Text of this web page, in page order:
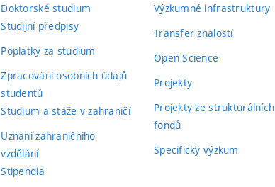
Doktorské studium
Studijní předpisy
Poplatky za studium
Zpracování osobních údajů
studentů
Studium a stáže v zahraničí
Uznání zahraničního
vzdělání
Stipendia
Výzkumné infrastruktury
Transfer znalostí
Open Science
Projekty
Projekty ze strukturálních
fondů
Specifický výzkum